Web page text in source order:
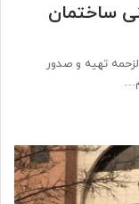
ساختمان
تهیه و صدور